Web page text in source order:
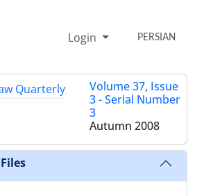
Login PERSIAN
Volume 37, Issue
3 - Serial Number
3
Autumn 2008
Files